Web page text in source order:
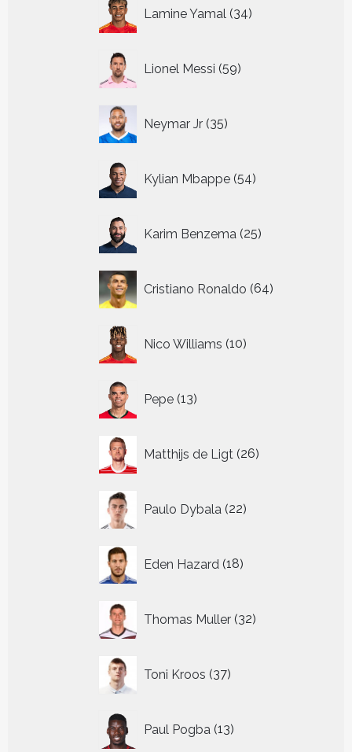
Lamine Yamal 34
producten
Lionel Messi 59
producten
Neymar Jr 35
producten
Kylian Mbappe 54
producten
Karim Benzema 25
producten
Cristiano Ronaldo 64
producten
Nico Williams 10
producten
Pepe 13
producten
Matthijs de Ligt 26
producten
Paulo Dybala 22
producten
Eden Hazard 18
producten
Thomas Muller 32
producten
Toni Kroos 37
producten
Paul Pogba 13
producten